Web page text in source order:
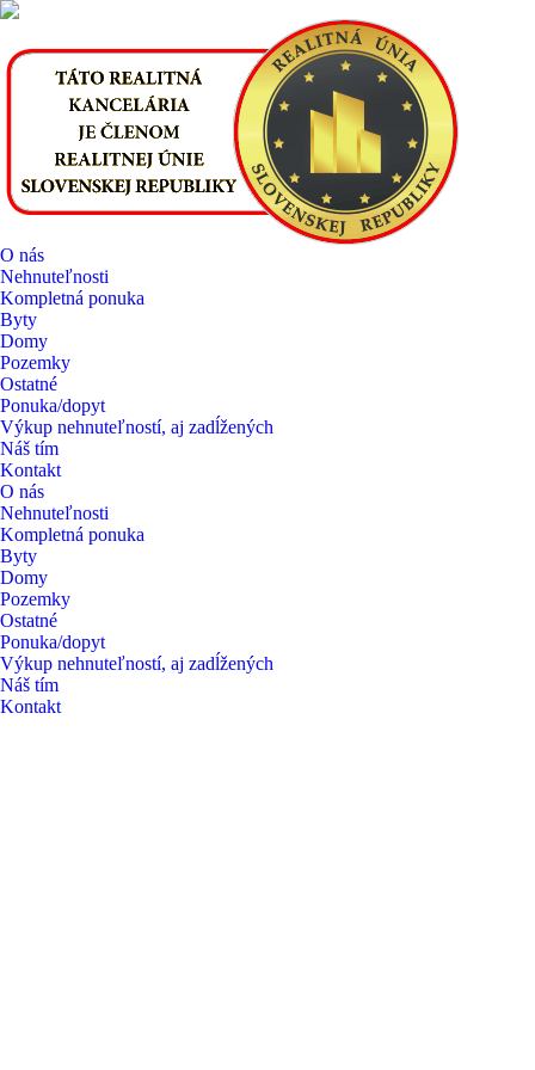
O nás
Nehnuteľnosti
Kompletná ponuka
Byty
Domy
Pozemky
Ostatné
Ponuka/dopyt
Výkup nehnuteľností, aj zadĺžených
Náš tím
Kontakt
O nás
Nehnuteľnosti
Kompletná ponuka
Byty
Domy
Pozemky
Ostatné
Ponuka/dopyt
Výkup nehnuteľností, aj zadĺžených
Náš tím
Kontakt